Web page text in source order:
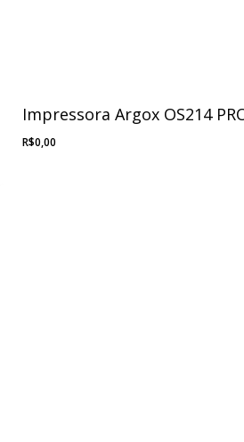
Impressora Argox OS214
R$0,00